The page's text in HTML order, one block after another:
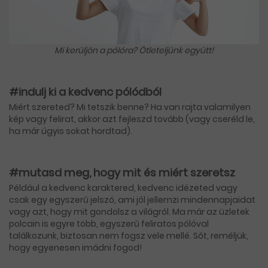
Mi kerüljön a pólóra? Ötleteljünk együtt!
#indulj ki a kedvenc pólódból
Miért szereted? Mi tetszik benne? Ha van rajta valamilyen
kép vagy felirat, akkor azt fejleszd tovább (vagy cseréld le,
ha már úgyis sokat hordtad).
#mutasd meg, hogy mit és miért szeretsz
Például a kedvenc karaktered, kedvenc idézeted vagy
csak egy egyszerű jelszó, ami jól jellemzi mindennapjaidat
vagy azt, hogy mit gondolsz a világról. Ma már az üzletek
polcain is egyre több, egyszerű feliratos pólóval
találkozunk, biztosan nem fogsz vele mellé. Sőt, reméljük,
hogy egyenesen imádni fogod!